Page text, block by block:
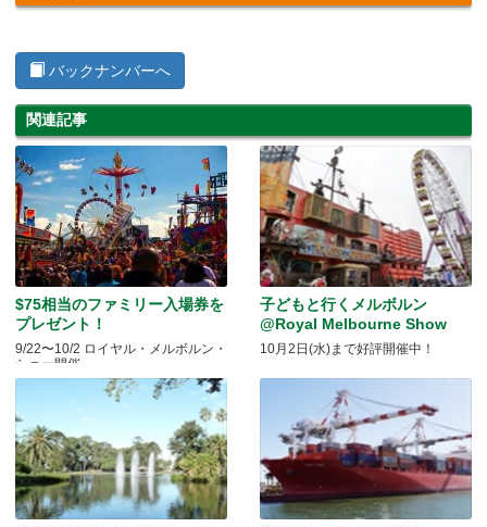
バックナンバーへ
関連記事
$75相当のファミリー入場券を
プレゼント！
9/22〜10/2 ロイヤル・メルボルン・
ショー開催
子どもと行くメルボルン
@Royal Melbourne Show
10月2日(水)まで好評開催中！